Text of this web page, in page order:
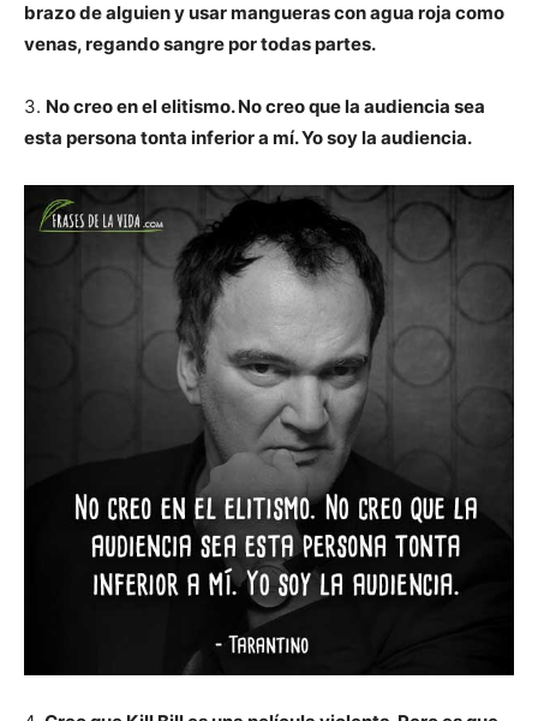
brazo de alguien y usar mangueras con agua roja como
venas, regando sangre por todas partes.
3. No creo en el elitismo. No creo que la audiencia sea
esta persona tonta inferior a mí. Yo soy la audiencia.